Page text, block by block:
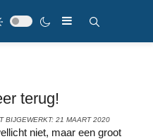
terug!
BIJGEWERKT: 21 MAART 2020
niet, maar een groot